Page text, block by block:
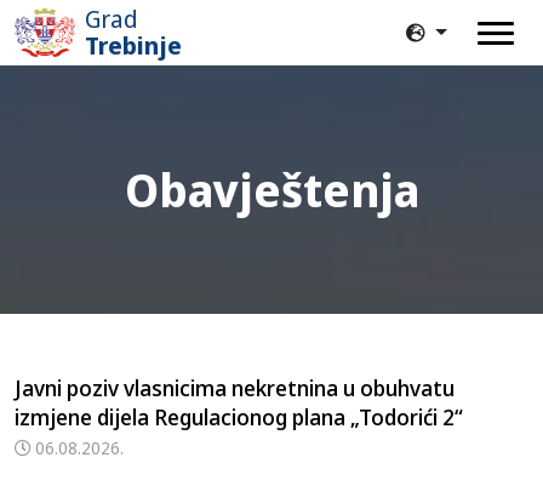
Grad
Trebinje
Obavještenja
Javni poziv vlasnicima nekretnina u obuhvatu
izmjene dijela Regulacionog plana „Todorići 2“
06.08.2026.